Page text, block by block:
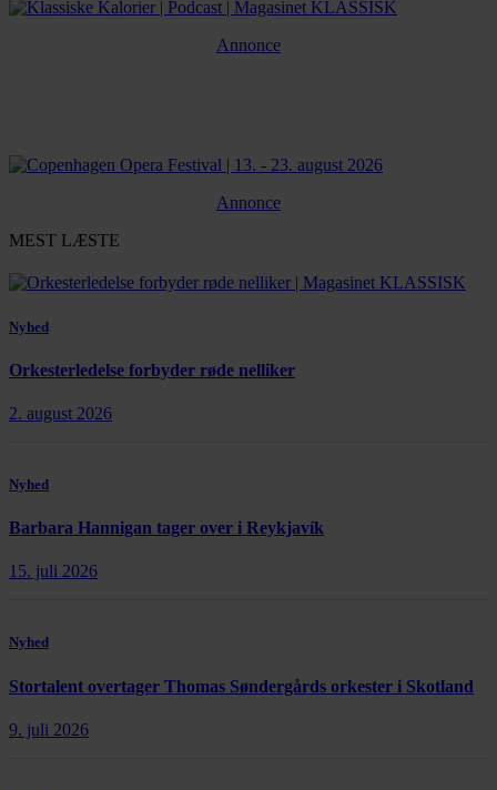
Annonce
Annonce
MEST LÆSTE
Nyhed
Orkesterledelse forbyder røde nelliker
2. august 2026
Nyhed
Barbara Hannigan tager over i Reykjavík
15. juli 2026
Nyhed
Stortalent overtager Thomas Søndergårds orkester i Skotland
9. juli 2026